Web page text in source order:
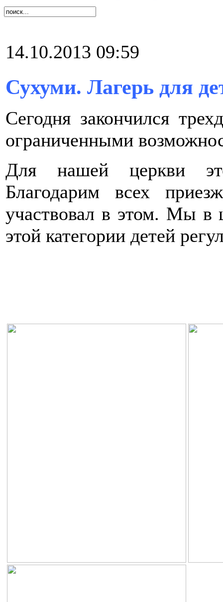
14.10.2013 09:59
Сухуми. Лагерь для
Сегодня закончился
ограниченными
Для нашей церкви
Благодарим всех
участвовал в этом. Мы в
этой категории детей